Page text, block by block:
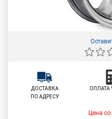
ДОСТАВКА
ПО АДРЕСУ
ОПЛАТА
Цена со